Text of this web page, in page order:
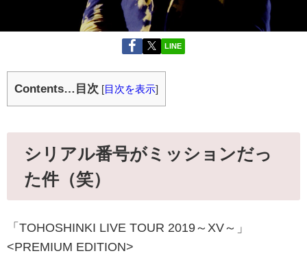
LINE
Contents…目次 [ 目次を表示]
シリアル番号がミッションだっ
た件（笑）
「TOHOSHINKI LIVE TOUR 2019～XV～」
<PREMIUM EDITION>